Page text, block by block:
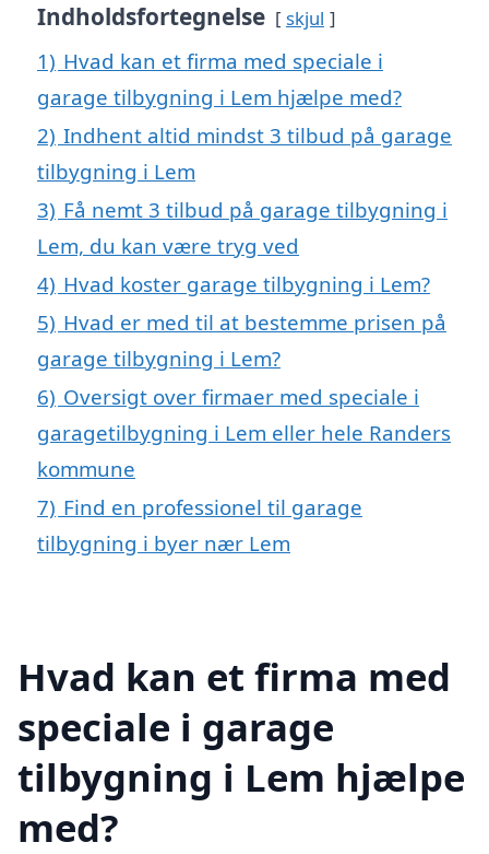
Indholdsfortegnelse skjul
1) Hvad kan et firma med speciale i
garage tilbygning i Lem hjælpe med?
2) Indhent altid mindst 3 tilbud på garage
tilbygning i Lem
3) Få nemt 3 tilbud på garage tilbygning i
Lem, du kan være tryg ved
4) Hvad koster garage tilbygning i Lem?
5) Hvad er med til at bestemme prisen på
garage tilbygning i Lem?
6) Oversigt over firmaer med speciale i
garagetilbygning i Lem eller hele Randers
kommune
7) Find en professionel til garage
tilbygning i byer nær Lem
Hvad kan et firma med
speciale i garage
tilbygning i Lem hjælpe
med?